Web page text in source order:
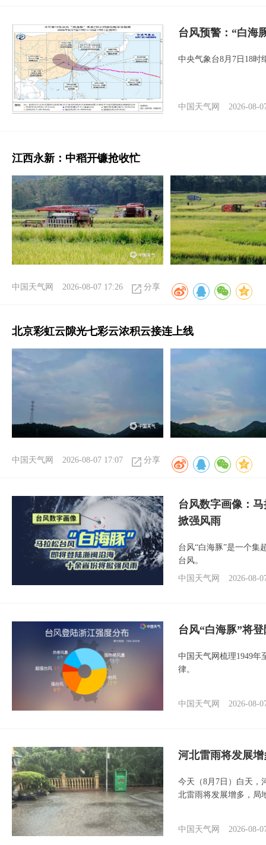
台风预警：“白海
中央气象台8月7日18时
中国天气网 2026-08-
江西永新：中稻开镰抢收忙
中国天气网 2026-08-07 17:26 分享
北京彩虹云隙光七彩云浓积云接连上线
中国天气网 2026-08-07 17:07 分享
台风数字画像：
掀强风雨
台风“白海豚”是一个集
台风。
中国天气网
2026-08-
台风“白海豚”将
中国天气网梳理1949年
律。
中国天气网 2026-08-
河北雷雨将发展
今天（8月7日）白天，
北雷雨将发展增多，局
中国天气网 2026-08-